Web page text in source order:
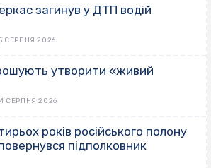
загинув у ДТП водій
СЕРПНЯ 2026
утворити «живий
4 СЕРПНЯ 2026
років російського полону
підполковник